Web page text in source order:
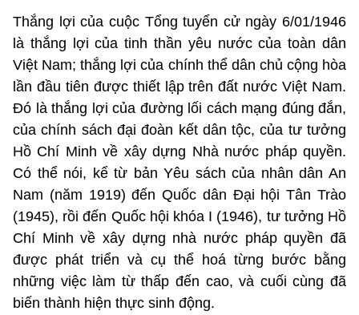
Thắng lợi của cuộc Tổng tuyển cử ngày 6/01/1946
là thắng lợi của tinh thần yêu nước của toàn dân
Việt Nam; thắng lợi của chính thể dân chủ cộng hòa
lần đầu tiên được thiết lập trên đất nước Việt Nam.
Đó là thắng lợi của đường lối cách mạng đúng đắn,
của chính sách đại đoàn kết dân tộc, của tư tưởng
Hồ Chí Minh về xây dựng Nhà nước pháp quyền.
Có thể nói, kể từ bản Yêu sách của nhân dân An
Nam (năm 1919) đến Quốc dân Đại hội Tân Trào
(1945), rồi đến Quốc hội khóa I (1946), tư tưởng Hồ
Chí Minh về xây dựng nhà nước pháp quyền đã
được phát triển và cụ thể hoá từng bước bằng
những việc làm từ thấp đến cao, và cuối cùng đã
biến thành hiện thực sinh động.